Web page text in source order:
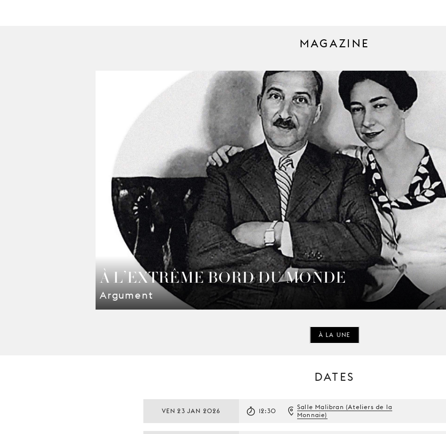
MAGAZINE
À L’EXTRÊME BORD DU MONDE
Argument
À LA UNE
DATES
VEN 23 JAN 2026 12:30
Salle Malibran (Ateliers de la
Monnaie)